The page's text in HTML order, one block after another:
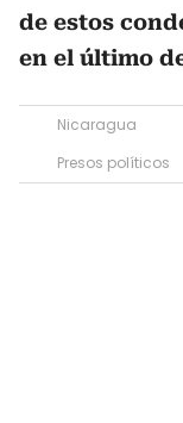
de estos
en el último
Nicaragua
Presos políticos